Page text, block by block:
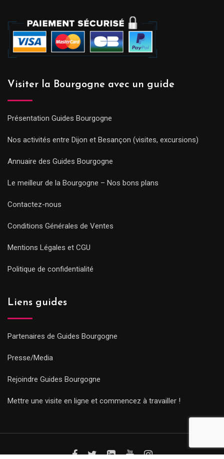
Visiter la Bourgogne avec un guide
Présentation Guides Bourgogne
Nos activités entre Dijon et Besançon (visites, excursions)
Annuaire des Guides Bourgogne
Le meilleur de la Bourgogne – Nos bons plans
Contactez-nous
Conditions Générales de Ventes
Mentions Légales et CGU
Politique de confidentialité
Liens guides
Partenaires de Guides Bourgogne
Presse/Media
Rejoindre Guides Bourgogne
Mettre une visite en ligne et commencez à travailler !